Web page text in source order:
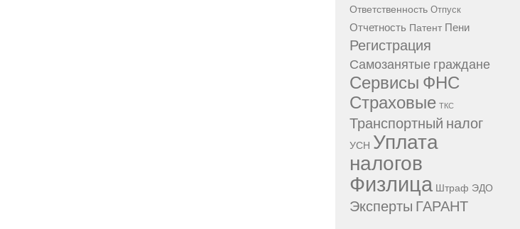
Ответственность Отпуск
Отчетность Патент Пени
Регистрация
Самозанятые граждане
Сервисы ФНС
Страховые ТКС
Транспортный налог
УСН Уплата
налогов
Физлица Штраф ЭДО
Эксперты ГАРАНТ